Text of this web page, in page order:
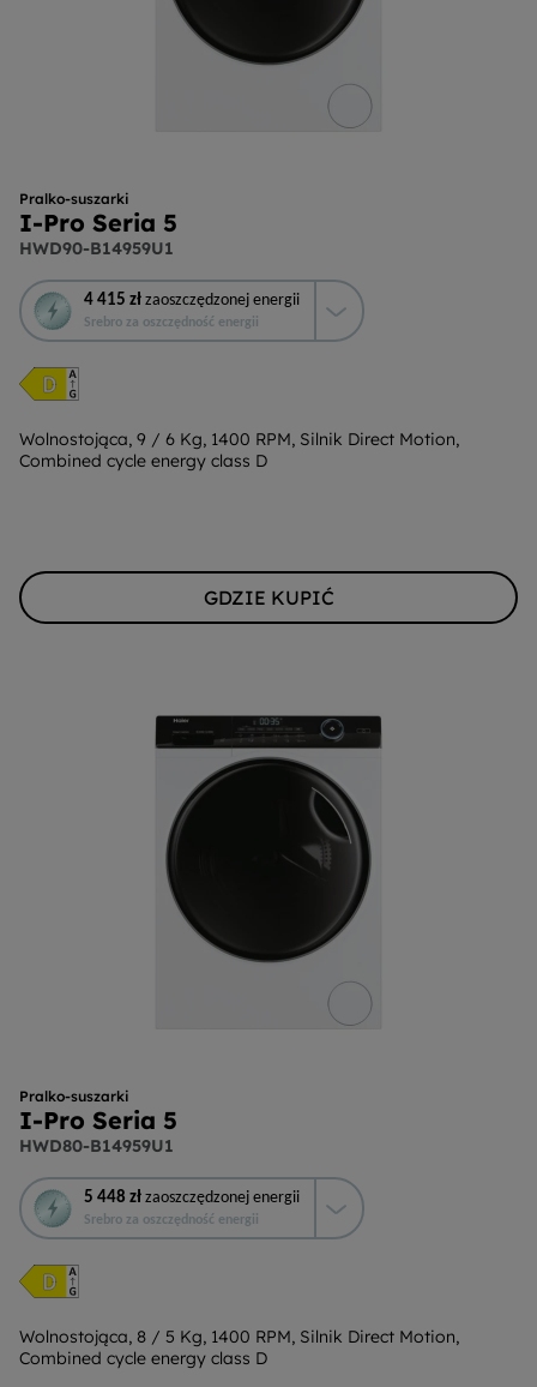
Pralko-suszarki
I-Pro Seria 5
HWD90-B14959U1
4 415 zł zaoszczędzonej energii
Srebro za oszczędność energii
To
działanie
otworzy
narzędzie
do
energii
Youreko.
Wolnostojąca, 9 / 6 Kg, 1400 RPM, Silnik Direct Motion,
Combined cycle energy class D
GDZIE KUPIĆ
Pralko-suszarki
I-Pro Seria 5
HWD80-B14959U1
5 448 zł zaoszczędzonej energii
Srebro za oszczędność energii
To
działanie
otworzy
narzędzie
do
energii
Youreko.
Wolnostojąca, 8 / 5 Kg, 1400 RPM, Silnik Direct Motion,
Combined cycle energy class D